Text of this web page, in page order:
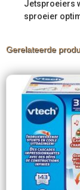
Jetsproeiers
sproeier
Gerelateerde